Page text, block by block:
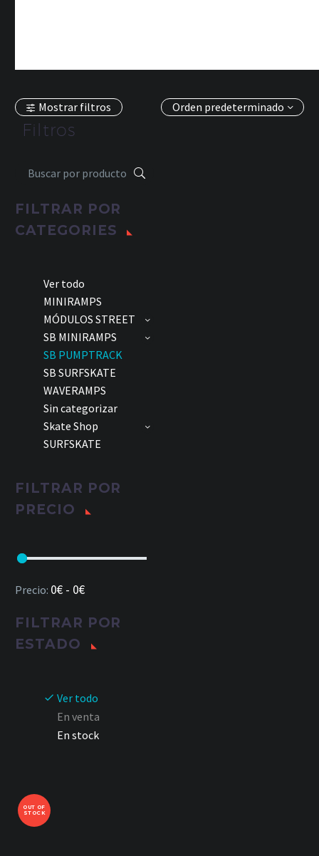
Mostrar filtros
Filtros
FILTRAR POR
CATEGORIES
Ver todo
MINIRAMPS
MÓDULOS STREET
SB MINIRAMPS
SB PUMPTRACK
SB SURFSKATE
WAVERAMPS
Sin categorizar
Skate Shop
SURFSKATE
FILTRAR POR
PRECIO
Precio: 0€ - 0€
FILTRAR POR
ESTADO
Ver todo
En venta
En stock
Orden predeterminado
OUT OF
STOCK